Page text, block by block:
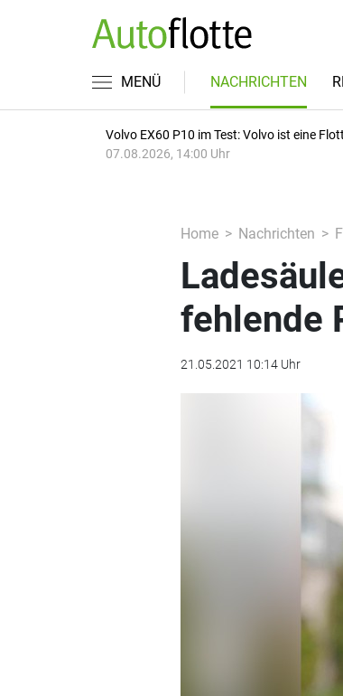
MENÜ NACHRICHTEN
Volvo EX60 P10 im Test: Volvo ist eine
07.08.2026, 14:00 Uhr
Home Nachrichten
fehlende
21.05.2021 10:14 Uhr